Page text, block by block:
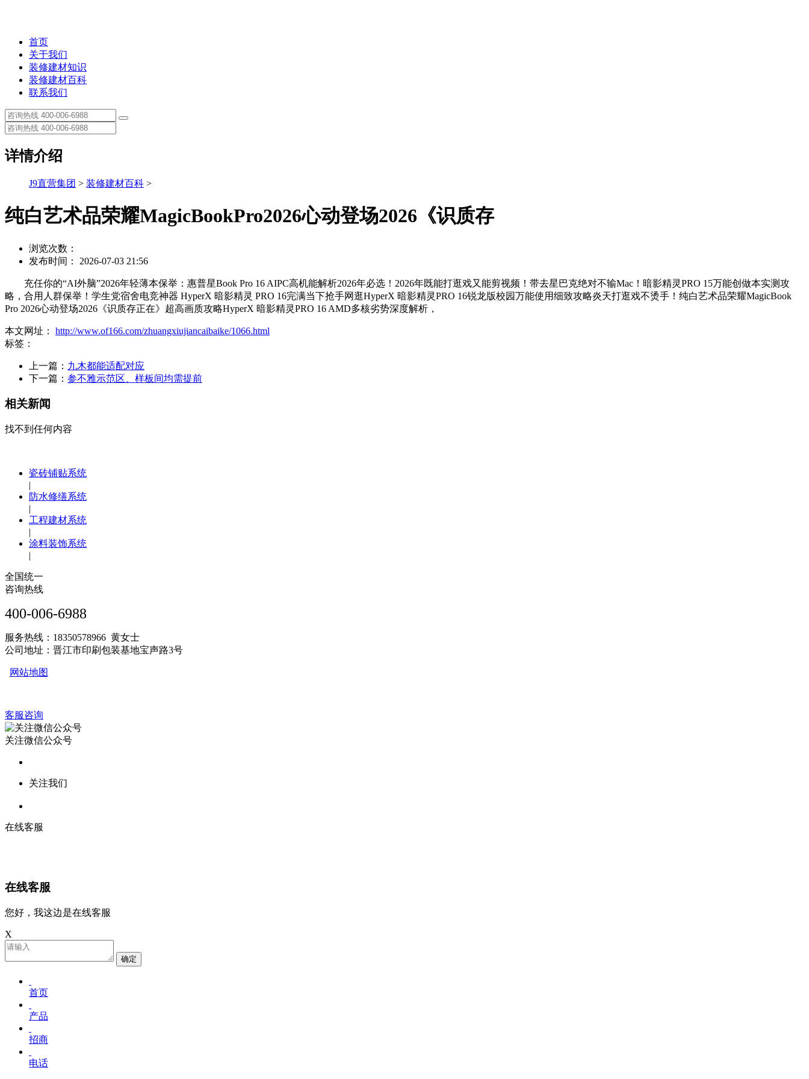
首页
关于我们
装修建材知识
装修建材百科
联系我们
详情介绍
J9直营集团 > 装修建材百科 >
纯白艺术品荣耀MagicBookPro2026心动登场2026《识质存
浏览次数：
发布时间： 2026-07-03 21:56
充任你的“AI外脑”2026年轻薄本保举：惠普星Book Pro 16 AIPC高机能解析2026年必选！2026年既能打逛戏又能剪视频！带去星巴克绝对不输Mac！暗影精灵PRO 15万能创做本实测攻
略，合用人群保举！学生党宿舍电竞神器 HyperX 暗影精灵 PRO 16完满当下抢手网逛HyperX 暗影精灵PRO 16锐龙版校园万能使用细致攻略炎天打逛戏不烫手！纯白艺术品荣耀MagicBook
Pro 2026心动登场2026《识质存正在》超高画质攻略HyperX 暗影精灵PRO 16 AMD多核劣势深度解析，
本文网址： http://www.of166.com/zhuangxiujiancaibaike/1066.html
标签：
上一篇： 九木都能适配对应
下一篇： 参不雅示范区、样板间均需提前
相关新闻
找不到任何内容
瓷砖铺贴系统
|
防水修缮系统
|
工程建材系统
|
涂料装饰系统
|
全国统一
咨询热线
400-006-6988
服务热线：18350578966 黄女士
公司地址：晋江市印刷包装基地宝声路3号
网站地图
客服咨询
关注微信公众号
关注我们
在线客服
在线客服
您好，我这边是在线客服
X
确定
首页
产品
招商
电话